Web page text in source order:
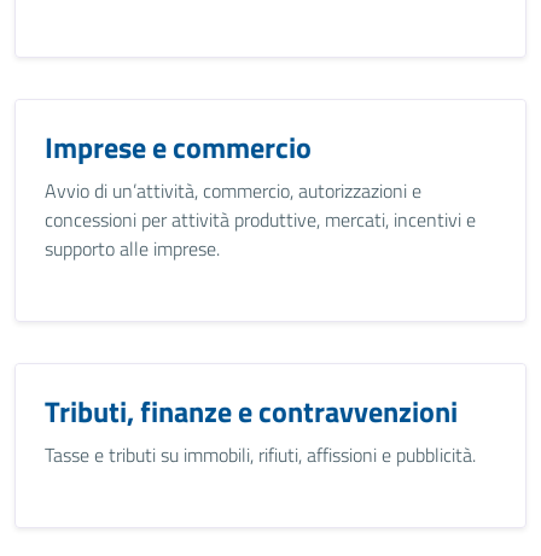
Imprese e commercio
Avvio di un’attività, commercio, autorizzazioni e
concessioni per attività produttive, mercati, incentivi e
supporto alle imprese.
Tributi, finanze e contravvenzioni
Tasse e tributi su immobili, rifiuti, affissioni e pubblicità.